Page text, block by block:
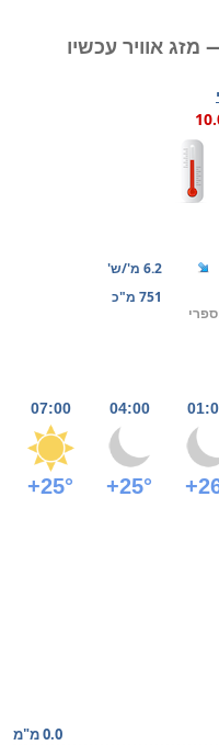
מזג אוויר עכשיו
6.2 מ'/ש'
751 מ"כ
04:00
07:00
+25°
+25°
0.0 מ"מ